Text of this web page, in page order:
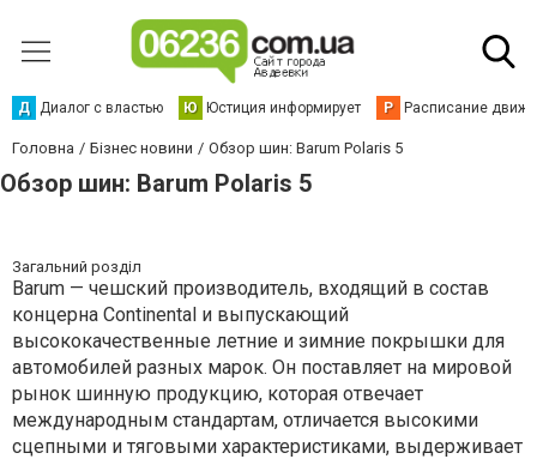
Д Диалог с властью Ю Юстиция информирует Р Расписание
Головна Бізнес новини Обзор шин: Barum Polaris 5
Обзор шин: Barum Polaris 5
Загальний розділ
Barum — чешский производитель, входящий в состав
концерна Continental и выпускающий
высококачественные летние и зимние покрышки для
автомобилей разных марок. Он поставляет на мировой
рынок шинную продукцию, которая отвечает
международным стандартам, отличается высокими
сцепными и тяговыми характеристиками, выдерживает